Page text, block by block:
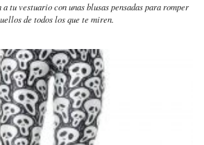
tu vestuario con unas blusas pensadas para romper
de todos los que te miren.